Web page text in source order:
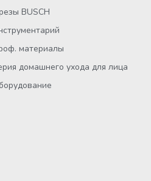
BUSCH
материалы
домашнего ухода для лица